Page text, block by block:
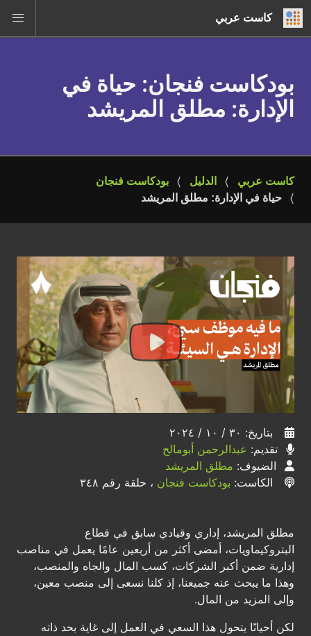
كاست عربي
بودكاست فنجان: حياة في
الإدارة: مطلق المريشد
كاست عربي الدليل
بودكاست فنجان
حياة في الإدارة: مطلق المريشد
بتاريخ: ٣٠ / ١٠ / ٢٠٢٤
تقديم: عبدالرحمن أبومالح
الضيوف: مطلق المريشد
الكاست: بودكاست فنجان ، حلقة رقم ٣٤٨
مطلق المريشد، إداري وقيادي سابق في قطاع
البتروكيماويات، أمضى أكثر من أربعين عامًا يعمل في مناصب
إدارية ضمن أكبر الشركات، كسب المال والجاه والمنصب،
وهذا ما يبحث عنه جميعنا، إذ كلنا نسعى إلى منصب معين،
وإلى المزيد من المال.
لكن أحيانًا يتحول هذا السعي في العمل إلى غاية بحد ذاته